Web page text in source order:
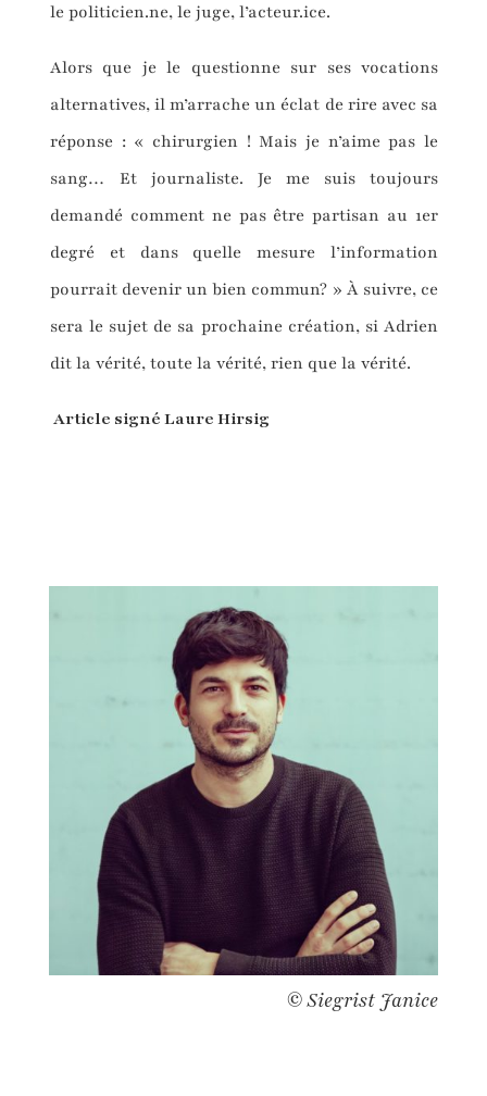
le politicien.ne, le juge, l’acteur.ice.
Alors que je le questionne sur ses vocations
alternatives, il m’arrache un éclat de rire avec sa
réponse : « chirurgien ! Mais je n’aime pas le
sang… Et journaliste. Je me suis toujours
demandé comment ne pas être partisan au 1er
degré et dans quelle mesure l’information
pourrait devenir un bien commun? » À suivre, ce
sera le sujet de sa prochaine création, si Adrien
dit la vérité, toute la vérité, rien que la vérité.
Article signé Laure Hirsig
© Siegrist Janice